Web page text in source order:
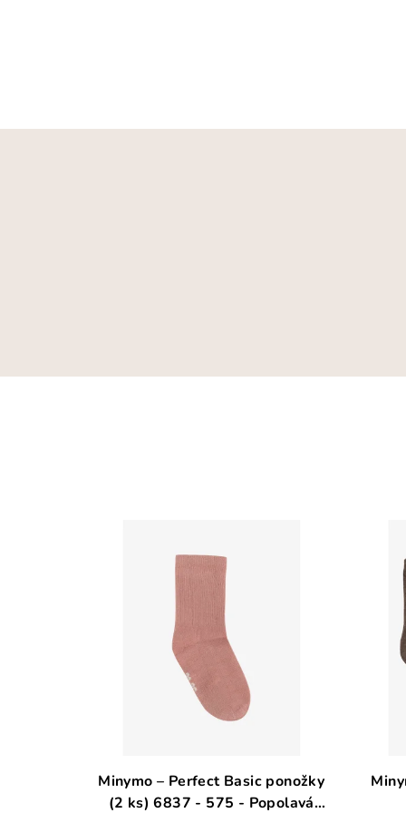
Minymo – Perfect Basic ponožky
(2 ks) 6837 - 575 - Popolavá